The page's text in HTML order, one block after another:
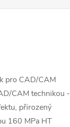
pro CAD/CAM
CAM technikou -
přirozený
160 MPa HT